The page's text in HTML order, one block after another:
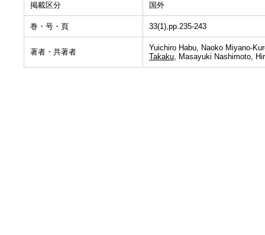
掲載区分 国外
巻・号・頁 33(1),pp.235-243
著者・共著者
Yuichiro Habu, Naoko Miyano-
Takaku, Masayuki Nashimoto,